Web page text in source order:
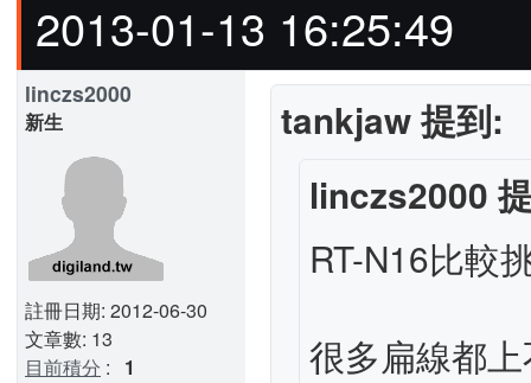
2013-01-13 16:25:49
linczs2000
新生
註冊日期: 2012-06-30
文章數: 13
目前積分 : 1
tankjaw 提到:
linczs2000
RT-N16比較
很多扁線都